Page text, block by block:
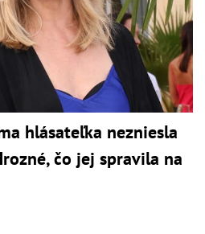
hlásateľka nezniesla
čo jej spravila na